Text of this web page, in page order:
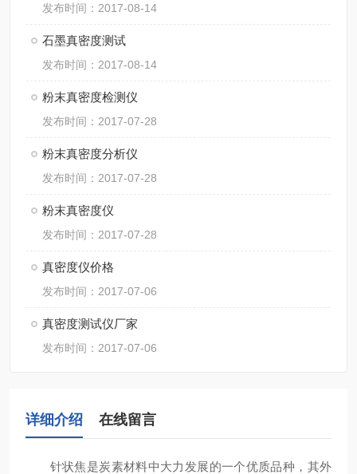
发布时间：2017-08-14
石墨真密度测试
发布时间：2017-08-14
粉末真密度检测仪
发布时间：2017-07-28
粉末真密度分析仪
发布时间：2017-07-28
粉末真密度仪
发布时间：2017-07-28
真密度仪价格
发布时间：2017-07-06
真密度测试仪厂家
发布时间：2017-07-06
详细介绍 在线留言
针状焦是炭素材料中大力发展的一个优质品种，其外